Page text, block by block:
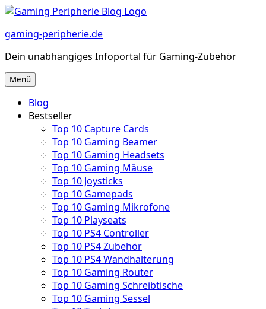
Zum
springen
gaming-peripherie.de
Dein unabhängiges Infoportal für Gaming-Zubehör
Menü
Blog
Bestseller
Top 10 Capture Cards
Top 10 Gaming Beamer
Top 10 Gaming Headsets
Top 10 Gaming Mäuse
Top 10 Joysticks
Top 10 Gamepads
Top 10 Gaming Mikrofone
Top 10 Playseats
Top 10 PS4 Controller
Top 10 PS4 Zubehör
Top 10 PS4 Wandhalterung
Top 10 Gaming Router
Top 10 Gaming Schreibtische
Top 10 Gaming Sessel